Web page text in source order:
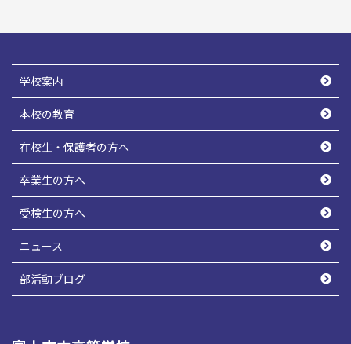
学校案内
本校の教育
在校生・保護者の方へ
卒業生の方へ
受検生の方へ
ニュース
部活動ブログ